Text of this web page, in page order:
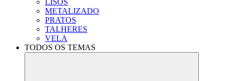
LISOS
METALIZADO
PRATOS
TALHERES
VELA
TODOS OS TEMAS